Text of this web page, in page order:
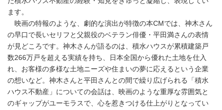
ます。
映画の特報のような、劇的な演出が特徴の本CMでは、神木さん
の早口で長いセリフと父親役のベテラン俳優・平田満さんの表情
が見どころです。神木さんが語るのは、積水ハウスが累積建築戸
数266万戸を超える実績を持ち、日本全国から優れた土地を仕入
れ、お客様の多様な土地ニーズや住まいの夢に応えるという企業
の想いなど。神木さんと平田さんとの間で繰り広げられる「積水
ハウス不動産」についての会話は、映画のような重厚な雰囲気と
のギャップがユーモラスで、心を惹きつける仕上がりとなってい